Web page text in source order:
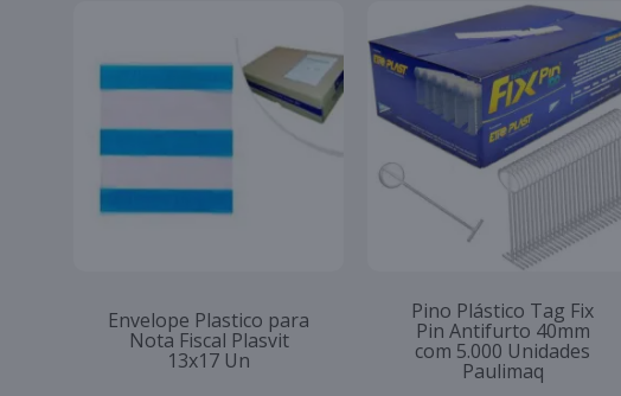
Envelope Plastico para
Nota Fiscal Plasvit
13x17 Un
Pino Plástico Tag Fix
Pin Antifurto 40mm
com 5.000 Unidades
Paulimaq